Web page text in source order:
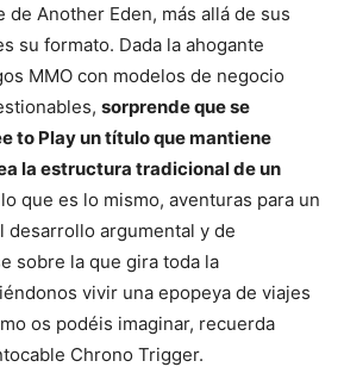
de Another Eden, más allá de sus
su formato. Dada la ahogante
MMO con modelos de negocio
sorprende que se
to Play un título que mantiene
la estructura tradicional de un
lo que es lo mismo, aventuras para un
desarrollo argumental y de
sobre la que gira toda la
vivir una epopeya de viajes
os podéis imaginar, recuerda
Chrono Trigger.